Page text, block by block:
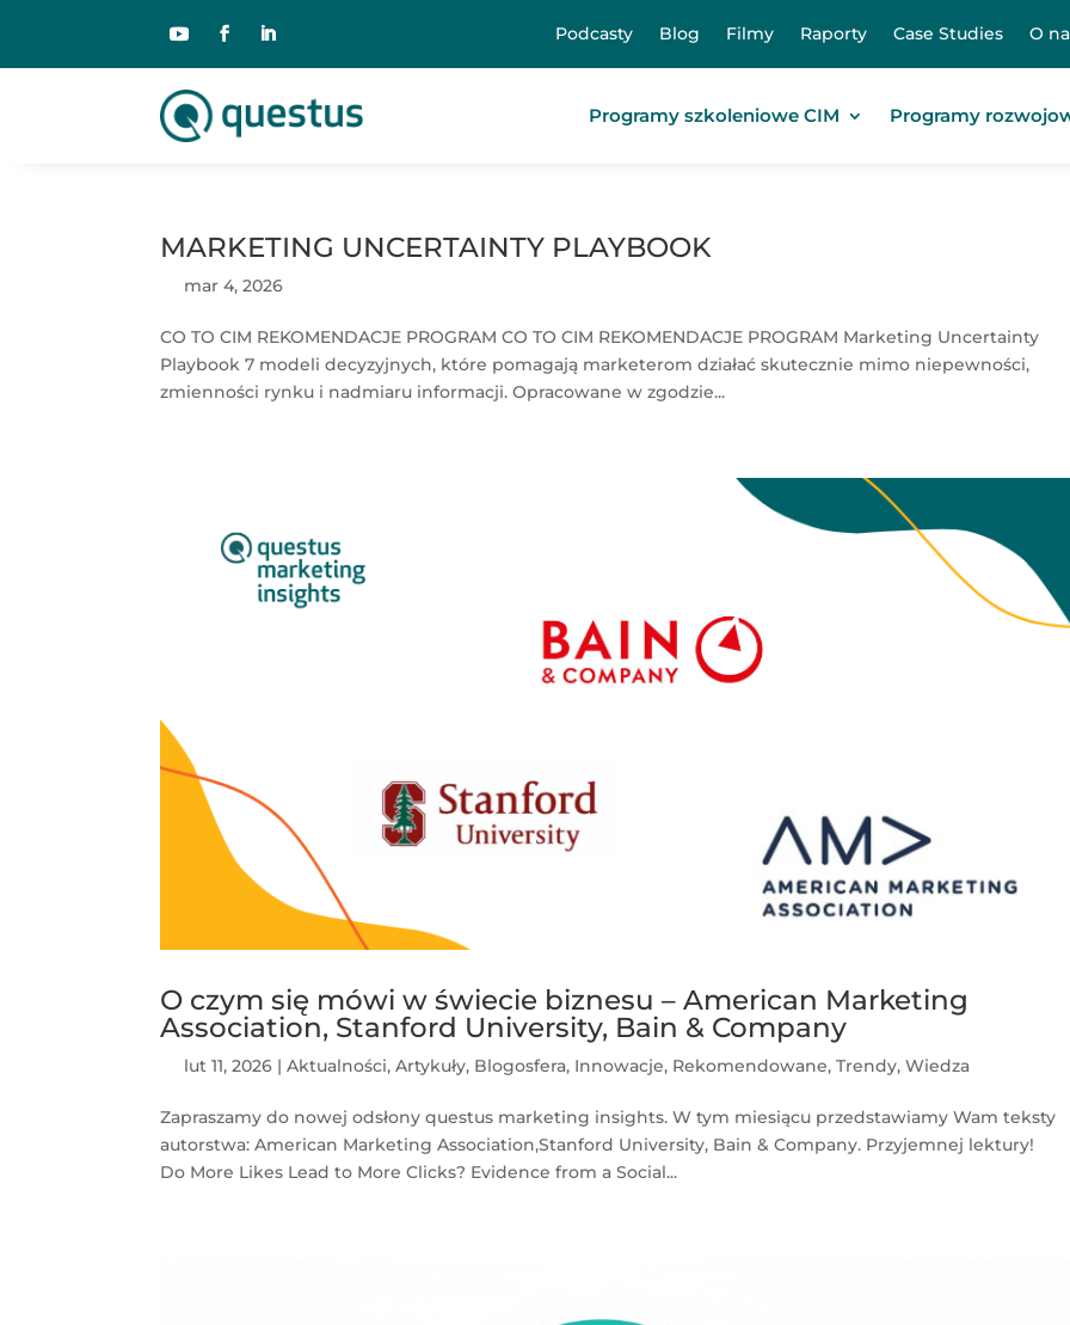
Podcasty Blog Filmy Raporty Case Studies O
Programy szkoleniowe CIM Programy
MARKETING UNCERTAINTY PLAYBOOK
mar 4, 2026
CO TO CIM REKOMENDACJE PROGRAM CO TO CIM REKOMENDACJE PROGRAM Marketing Uncertainty
Playbook 7 modeli decyzyjnych, które pomagają marketerom działać skutecznie mimo niepewności,
zmienności rynku i nadmiaru informacji. Opracowane w zgodzie...
O czym się mówi w świecie biznesu – American Marketing
Association, Stanford University, Bain & Company
lut 11, 2026 |Aktualności,Artykuły, Blogosfera, Innowacje, Rekomendowane,Trendy,Wiedza
Zapraszamy do nowej odsłony questus marketing insights. W tym miesiącu przedstawiamy Wam teksty
autorstwa: American Marketing Association,Stanford University, Bain & Company. Przyjemnej lektury!
Do More Likes Lead to More Clicks? Evidence from a Social...